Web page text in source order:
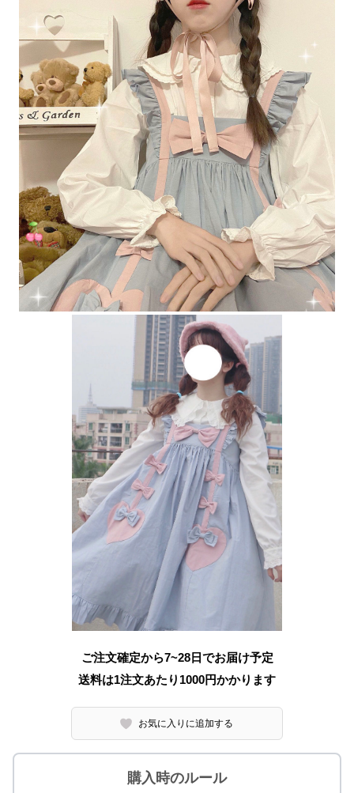
ご注文確定から7~28日でお届け予定
送料は1注文あたり 1000円かかります
お気に入りに追加する
購入時のルール